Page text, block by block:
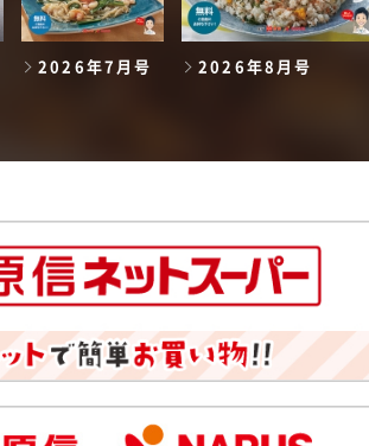
2026年7月号 2026年8月号